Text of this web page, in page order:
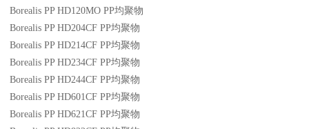
Borealis PP HD120MO PP均聚物
Borealis PP HD204CF PP均聚物
Borealis PP HD214CF PP均聚物
Borealis PP HD234CF PP均聚物
Borealis PP HD244CF PP均聚物
Borealis PP HD601CF PP均聚物
Borealis PP HD621CF PP均聚物